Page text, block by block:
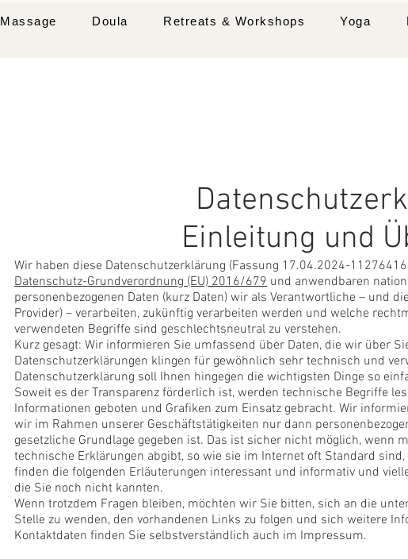
Massage Doula Retreats & Workshops Yoga
Einleitung und
Wir haben diese Datenschutzerklärung (Fassung 17.04.2024-
Datenschutz-Grundverordnung (EU) 2016/679 und anwendbaren
personenbezogenen Daten (kurz Daten) wir als Verantwortliche – und
Provider) – verarbeiten, zukünftig verarbeiten werden und welche
verwendeten Begriffe sind geschlechtsneutral zu verstehen.
Kurz gesagt: Wir informieren Sie umfassend über Daten, die wir über
Datenschutzerklärungen klingen für gewöhnlich sehr technisch und
Datenschutzerklärung soll Ihnen hingegen die wichtigsten Dinge so
Soweit es der Transparenz förderlich ist, werden technische Begriffe
Informationen geboten und Grafiken zum Einsatz gebracht. Wir
wir im Rahmen unserer Geschäftstätigkeiten nur dann
gesetzliche Grundlage gegeben ist. Das ist sicher nicht möglich, wenn
technische Erklärungen abgibt, so wie sie im Internet oft Standard
finden die folgenden Erläuterungen interessant und informativ und
die Sie noch nicht kannten.
Wenn trotzdem Fragen bleiben, möchten wir Sie bitten, sich an die
Stelle zu wenden, den vorhandenen Links zu folgen und sich weitere
Kontaktdaten finden Sie selbstverständlich auch im Impressum.